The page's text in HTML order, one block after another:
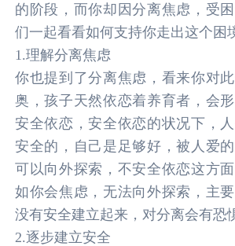
的阶段，而你却因分离焦虑，受
们一起看看如何支持你走出这个困
1.理解分离焦虑
你也提到了分离焦虑，看来你对
奥，孩子天然依恋着养育者，会
安全依恋，安全依恋的状况下，
安全的，自己是足够好，被人爱
可以向外探索，不安全依恋这方
如你会焦虑，无法向外探索，主
没有安全建立起来，对分离会有恐
2.逐步建立安全